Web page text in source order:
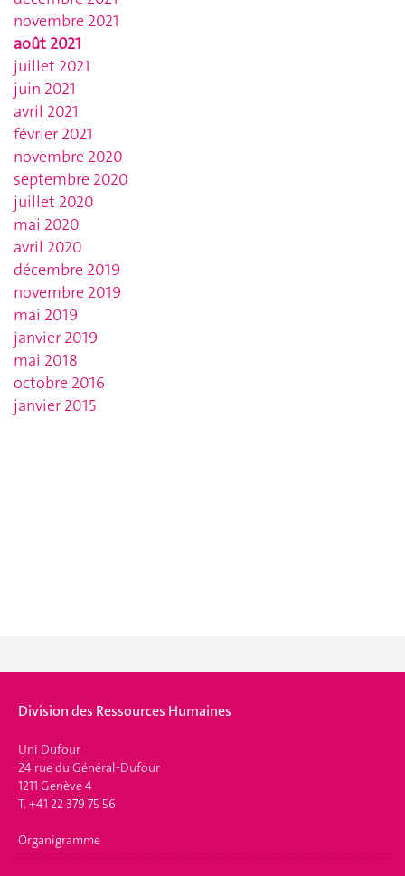
novembre 2021
août 2021
juillet 2021
juin 2021
avril 2021
février 2021
novembre 2020
septembre 2020
juillet 2020
mai 2020
avril 2020
décembre 2019
novembre 2019
mai 2019
janvier 2019
mai 2018
octobre 2016
janvier 2015
Division des Ressources Humaines
Uni Dufour
24 rue du Général-Dufour
1211 Genève 4
T. +41 22 379 75 56
Organigramme